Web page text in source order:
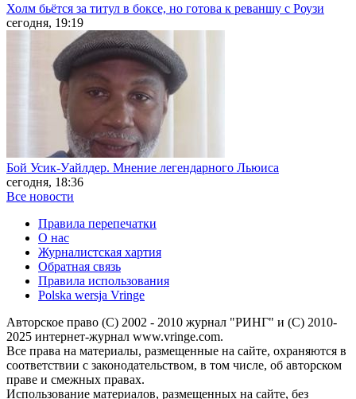
Холм бьётся за титул в боксе, но готова к реваншу с Роузи
сегодня, 19:19
Бой Усик-Уайлдер. Мнение легендарного Льюиса
сегодня, 18:36
Все новости
Правила перепечатки
О нас
Журналистская хартия
Обратная связь
Правила использования
Polska wersja Vringe
Авторское право (С) 2002 - 2010 журнал "РИНГ" и (С) 2010-
2025 интернет-журнал www.vringe.com.
Все права на материалы, размещенные на сайте, охраняются в
соответствии с законодательством, в том числе, об авторском
праве и смежных правах.
Использование материалов, размещенных на сайте, без